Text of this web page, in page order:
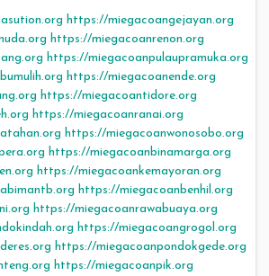
https://miegacoangejayan.org
https://miegacoanrenon.org
https://miegacoanpulaupramuka.org
https://miegacoanende.org
https://miegacoantidore.org
https://miegacoanranai.org
https://miegacoanwonosobo.org
https://miegacoanbinamarga.org
https://miegacoankemayoran.org
https://miegacoanbenhil.org
https://miegacoanrawabuaya.org
https://miegacoangrogol.org
https://miegacoanpondokgede.org
https://miegacoanpik.org